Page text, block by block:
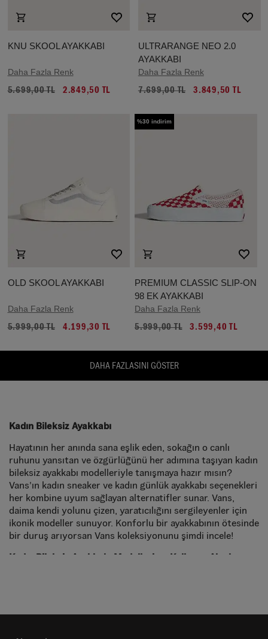
KNU SKOOL AYAKKABI
Daha Fazla Renk
5.699,00 TL 2.849,50 TL
ULTRARANGE NEO 2.0
AYAKKABI
Daha Fazla Renk
7.699,00 TL 3.849,50 TL
OLD SKOOL AYAKKABI
Daha Fazla Renk
5.999,00 TL 4.199,30 TL
%30 indirim
PREMIUM CLASSIC SLIP-ON
98 EK AYAKKABI
Daha Fazla Renk
5.999,00 TL 3.599,40 TL
DAHA FAZLASINI GÖSTER
Kadın Bileksiz Ayakkabı
Hayatının her anında sana eşlik eden, sokağın o canlı
ruhunu yansıtan ve özgürlüğünü her adımına taşıyan kadın
bileksiz ayakkabı modelleriyle tanışmaya hazır mısın?
Vans'ın kadın sneaker ve kadın günlük ayakkabı seçenekleri
her kombine uyum sağlayan alternatifler sunar. Vans,
daima kendi yolunu çizen, yaratıcılığını sergileyenler için
ikonik modeller sunuyor. Konforlu bir ayakkabının ötesinde
bir duruş arıyorsan Vans koleksiyonunu şimdi incele!
Kadın Bileksiz Ayakkabı Modelleri ve Kullanım Alanları
parkında ne denli popülerse, şehirde gezerken de o denli